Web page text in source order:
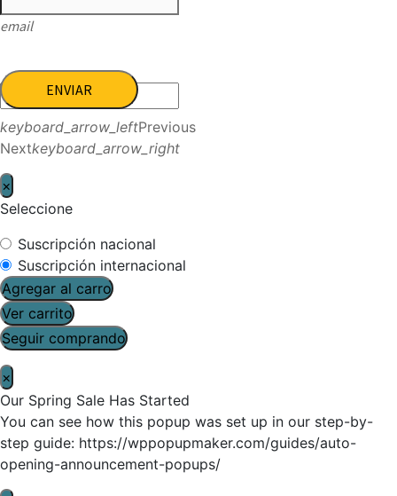
email
ENVIAR
keyboard_arrow_leftPrevious
Nextkeyboard_arrow_right
×
Seleccione
Suscripción nacional
Suscripción internacional
Agregar al carro
Ver carrito
Seguir comprando
×
Our Spring Sale Has Started
You can see how this popup was set up in our step-by-
step guide: https://wppopupmaker.com/guides/auto-
opening-announcement-popups/